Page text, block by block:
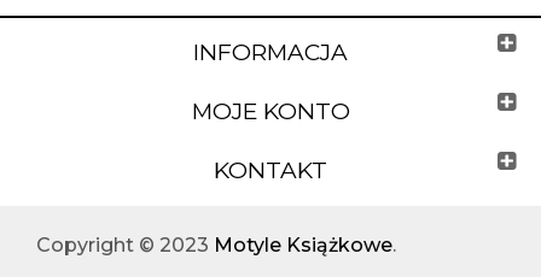
INFORMACJA
MOJE KONTO
KONTAKT
Copyright © 2023 Motyle Książkowe.